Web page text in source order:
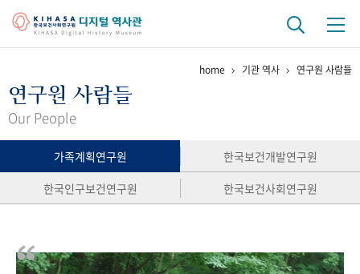
걸어온 길 기관 변천사
연구 역사
정책과 연구 키워드로 보는 연구 역사
연구자들
간행물 변천사
기록물 아카이브
home 기관 역사 연구원 사람들
연구원 사람들
Our People
가족계획연구원
한국보건개발연구원
한국인구보건연구원
한국보건사회연구원